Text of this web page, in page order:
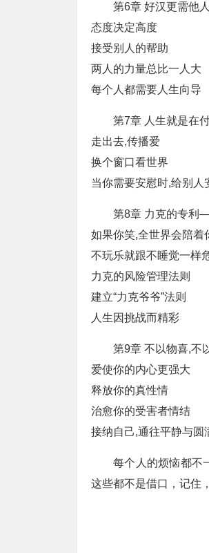
第6章 好汉更需他
态度决定高度
接受别人的帮助
两人的力量总比一人大
每个人都需要人生向导
第7章 人生就是在
走出去,传播爱
换个窗口看世界
当你需要安慰时,给别人
第8章 力克的专利
如果你笑,全世界会陪着
不玩乐就跟不睡觉一样
力克的风险管理法则
建立“力克爷爷”法则
人生因挑战而精彩
第9章 不以物喜,不
爱使你的内心更强大
释放你的真性情
治愈你的受害者情结
接纳自己,通往平静与圆
每个人的烦恼都不
这些都不是借口，记住